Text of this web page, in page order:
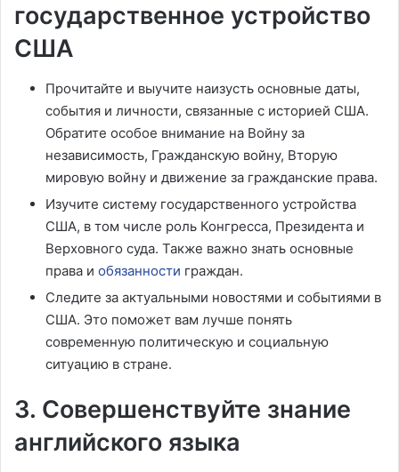
государственное устройство
США
Прочитайте и выучите наизусть основные даты,
события и личности, связанные с историей США.
Обратите особое внимание на Войну за
независимость, Гражданскую войну, Вторую
мировую войну и движение за гражданские права.
Изучите систему государственного устройства
США, в том числе роль Конгресса, Президента и
Верховного суда. Также важно знать основные
права и обязанности граждан.
Следите за актуальными новостями и событиями в
США. Это поможет вам лучше понять
современную политическую и социальную
ситуацию в стране.
3. Совершенствуйте знание
английского языка